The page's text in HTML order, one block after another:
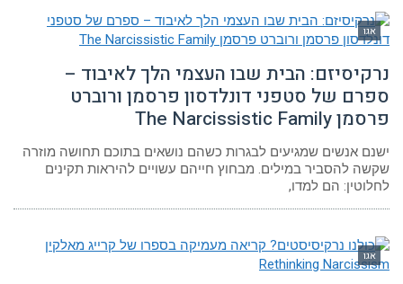
אגו
נרקיסיזם: הבית שבו העצמי הלך לאיבוד –
ספרם של סטפני דונלדסון פרסמן ורוברט
פרסמן The Narcissistic Family
ישנם אנשים שמגיעים לבגרות כשהם נושאים בתוכם תחושה מוזרה
שקשה להסביר במילים. מבחוץ חייהם עשויים להיראות תקינים
לחלוטין: הם למדו,
אגו